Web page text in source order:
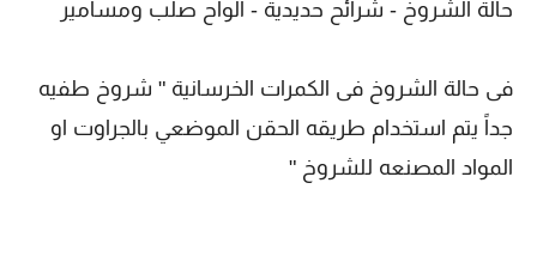
حالة الشروخ - شرائح حديدية - الواح صلب ومسامير
فى حالة الشروخ فى الكمرات الخرسانية " شروخ طفيه
جداً يتم استخدام طريقه الحقن الموضعي بالجراوت او
المواد المصنعه للشروخ "